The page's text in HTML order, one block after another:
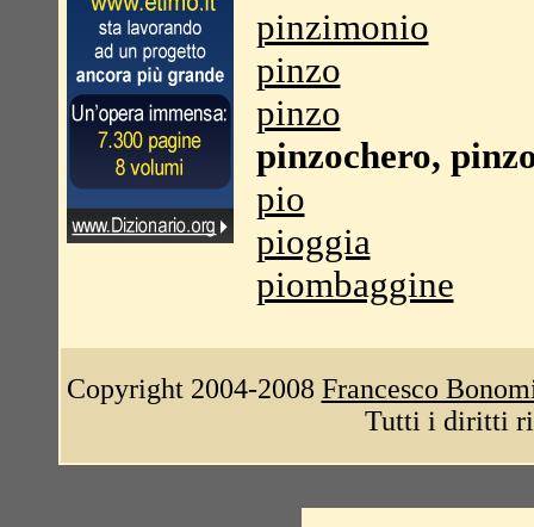
pinzimonio
pinzo
pinzo
pinzochero,
pio
pioggia
piombaggine
Copyright 2004-2008 Francesco
Tutti i diritti